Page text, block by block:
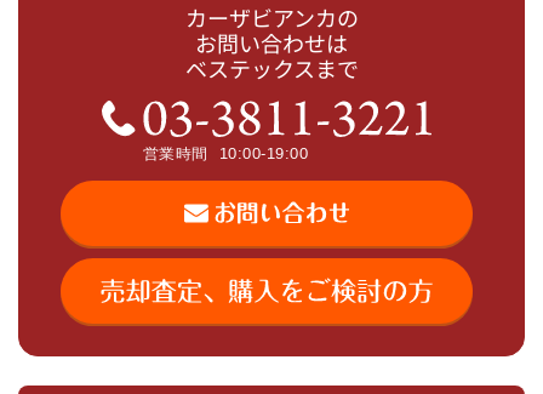
カーザビアンカの
お問い合わせは
ベステックスまで